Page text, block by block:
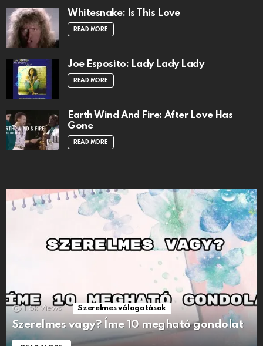
Whitesnake: Is This Love
READ MORE
Joe Esposito: Lady Lady Lady
READ MORE
Earth Wind And Fire: After Love Has
Gone
READ MORE
1.5k Views Szerelmes válogatások
Szerelmes vagy? Íme 10 megható gondolat